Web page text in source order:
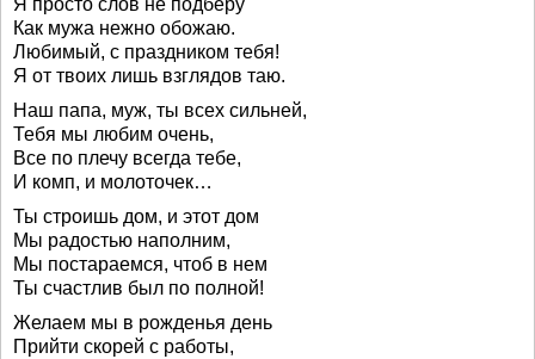
Я просто слов не подберу
Как мужа нежно обожаю.
Любимый, с праздником тебя!
Я от твоих лишь взглядов таю.
Наш папа, муж, ты всех сильней,
Тебя мы любим очень,
Все по плечу всегда тебе,
И комп, и молоточек…
Ты строишь дом, и этот дом
Мы радостью наполним,
Мы постараемся, чтоб в нем
Ты счастлив был по полной!
Желаем мы в рожденья день
Прийти скорей с работы,